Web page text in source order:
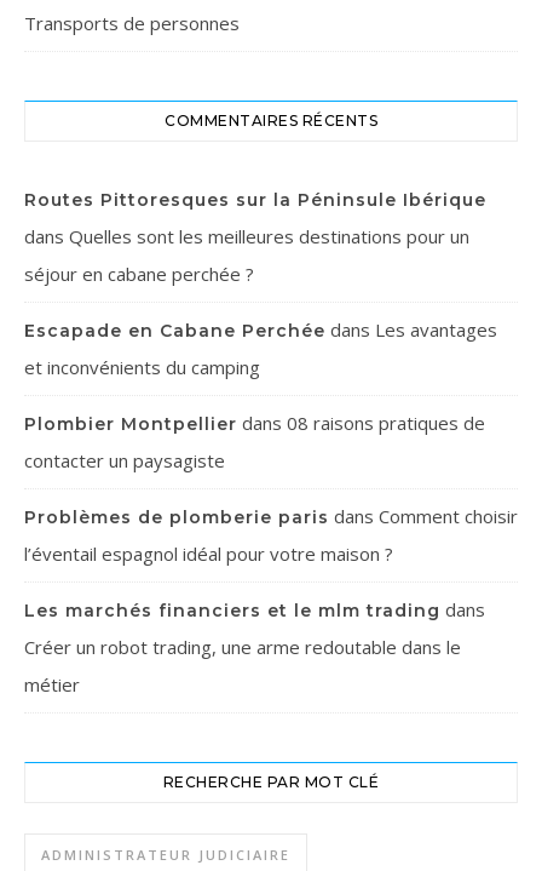
Transports de personnes
COMMENTAIRES RÉCENTS
Routes Pittoresques sur la Péninsule Ibérique
dans Quelles sont les meilleures destinations pour un
séjour en cabane perchée ?
Escapade en Cabane Perchée dans Les avantages
et inconvénients du camping
Plombier Montpellier dans 08 raisons pratiques de
contacter un paysagiste
Problèmes de plomberie paris dans Comment choisir
l’éventail espagnol idéal pour votre maison ?
Les marchés financiers et le mlm trading dans
Créer un robot trading, une arme redoutable dans le
métier
RECHERCHE PAR MOT CLÉ
ADMINISTRATEUR JUDICIAIRE